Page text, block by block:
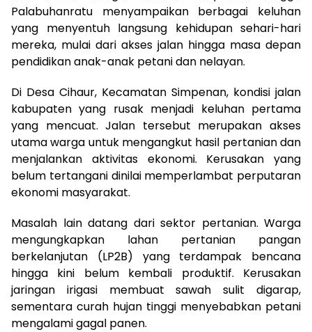
Palabuhanratu menyampaikan berbagai keluhan
yang menyentuh langsung kehidupan sehari-hari
mereka, mulai dari akses jalan hingga masa depan
pendidikan anak-anak petani dan nelayan.
Di Desa Cihaur, Kecamatan Simpenan, kondisi jalan
kabupaten yang rusak menjadi keluhan pertama
yang mencuat. Jalan tersebut merupakan akses
utama warga untuk mengangkut hasil pertanian dan
menjalankan aktivitas ekonomi. Kerusakan yang
belum tertangani dinilai memperlambat perputaran
ekonomi masyarakat.
Masalah lain datang dari sektor pertanian. Warga
mengungkapkan lahan pertanian pangan
berkelanjutan (LP2B) yang terdampak bencana
hingga kini belum kembali produktif. Kerusakan
jaringan irigasi membuat sawah sulit digarap,
sementara curah hujan tinggi menyebabkan petani
mengalami gagal panen.